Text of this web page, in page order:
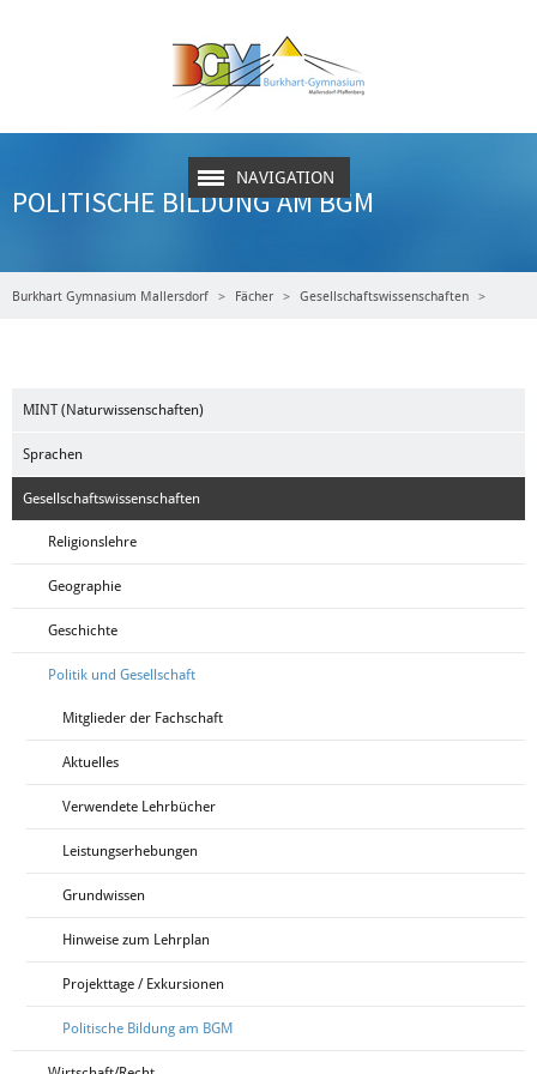
NAVIGATION
POLITISCHE BILDUNG AM BGM
Burkhart Gymnasium Mallersdorf Fächer Gesellschaftswissenschaften
MINT (Naturwissenschaften)
Sprachen
Gesellschaftswissenschaften
Religionslehre
Geographie
Geschichte
Politik und Gesellschaft
Mitglieder der Fachschaft
Aktuelles
Verwendete Lehrbücher
Leistungserhebungen
Grundwissen
Hinweise zum Lehrplan
Projekttage / Exkursionen
Politische Bildung am BGM